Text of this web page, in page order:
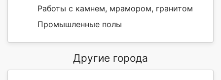
Работы с камнем, мрамором, гранитом
Промышленные полы
Другие города